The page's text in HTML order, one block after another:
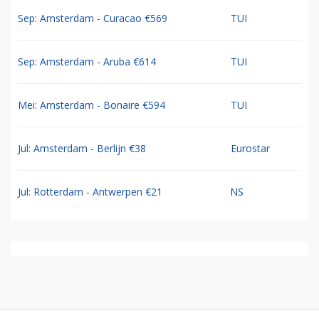
Sep: Amsterdam - Curacao €569 TUI
Sep: Amsterdam - Aruba €614 TUI
Mei: Amsterdam - Bonaire €594 TUI
Jul: Amsterdam - Berlijn €38 Eurostar
Jul: Rotterdam - Antwerpen €21 NS